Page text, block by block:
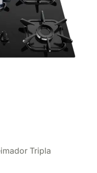
Tripla